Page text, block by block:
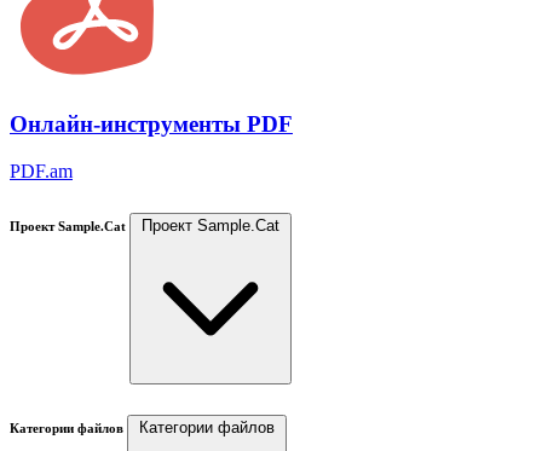
Онлайн-инструменты PDF
PDF.am
Проект Sample.Cat Проект Sample.Cat
Категории файлов Категории файлов